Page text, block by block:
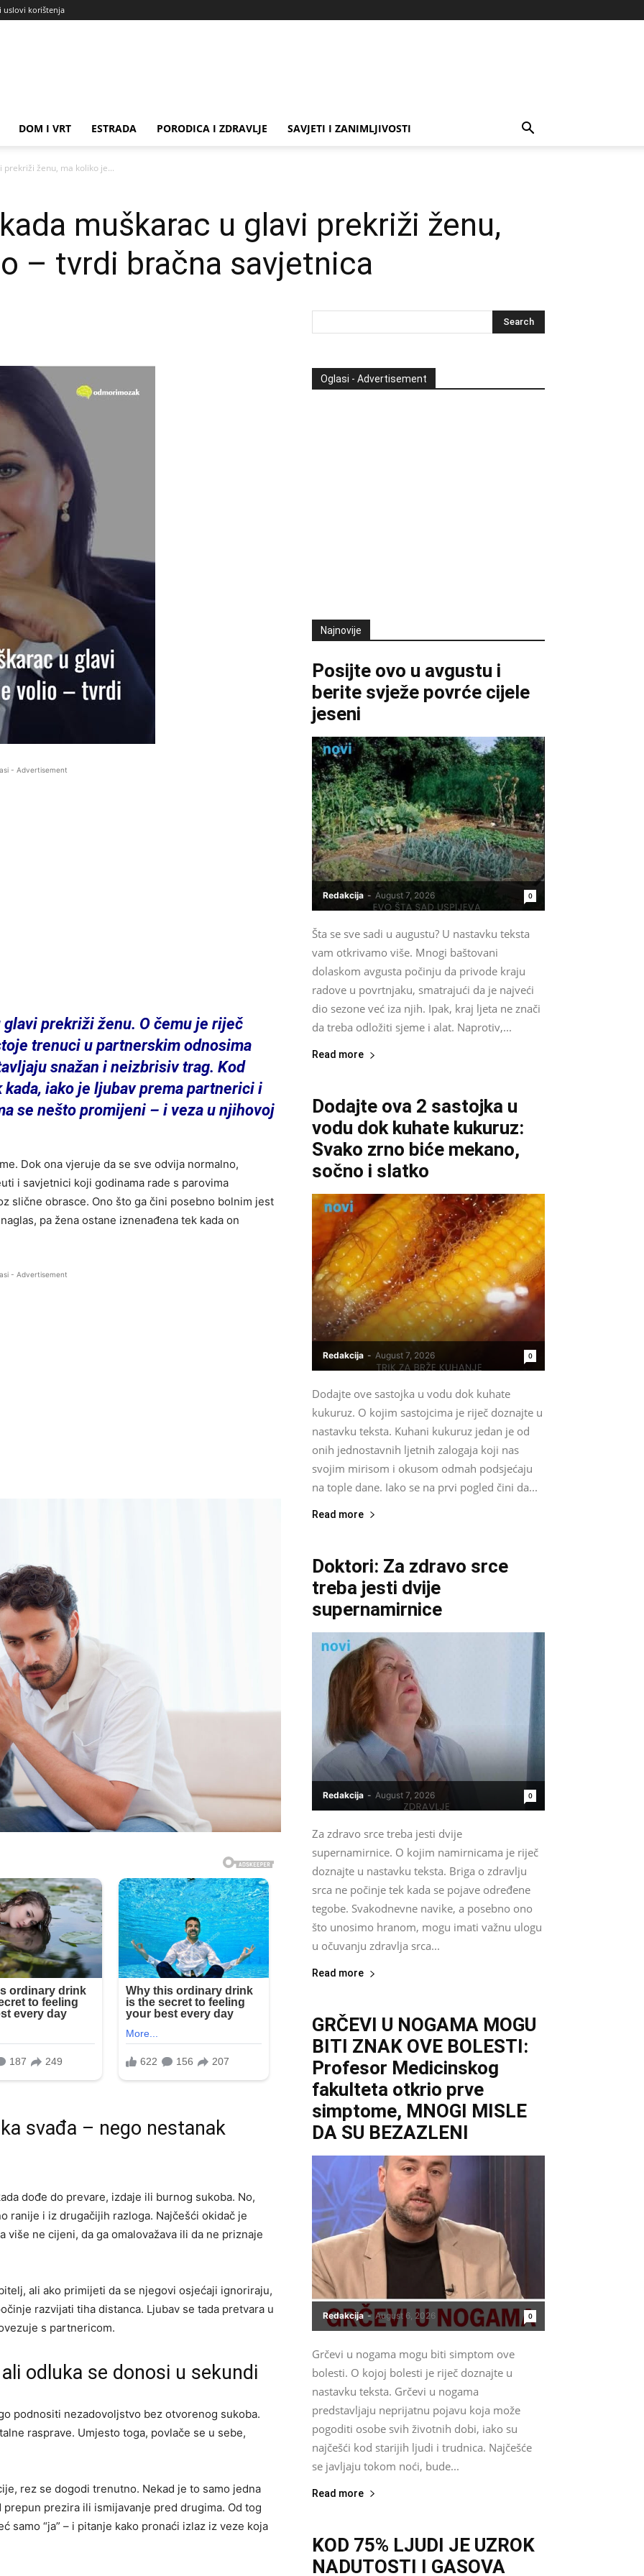
uslovi korištenja
DOM I VRT ESTRADA PORODICA I ZDRAVLJE SAVJETI I ZANIMLJIVOSTI
ženu, ma koliko je...
muškarac u glavi prekriži ženu,
– tvrdi bračna savjetnica
- Advertisement
prekriži ženu. O čemu je riječ
trenuci u partnerskim odnosima
snažan i neizbrisiv trag. Kod
iako je ljubav prema partnerici i
se nešto promijeni – i veza u njihovoj
Dok ona vjeruje da se sve odvija normalno,
i savjetnici koji godinama rade s parovima
slične obrasce. Ono što ga čini posebno bolnim jest
pa žena ostane iznenađena tek kada on
- Advertisement
svađa – nego nestanak
dođe do prevare, izdaje ili burnog sukoba. No,
ranije i iz drugačijih razloga. Najčešći okidač je
više ne cijeni, da ga omalovažava ili da ne priznaje
ali ako primijeti da se njegovi osjećaji ignoriraju,
razvijati tiha distanca. Ljubav se tada pretvara u
s partnericom.
odluka se donosi u sekundi
podnositi nezadovoljstvo bez otvorenog sukoba.
rasprave. Umjesto toga, povlače se u sebe,
rez se dogodi trenutno. Nekad je to samo jedna
prezira ili ismijavanje pred drugima. Od tog
samo “ja” – i pitanje kako pronaći izlaz iz veze koja
Oglasi - Advertisement
Najnovije
Posijte ovo u avgustu i
berite svježe povrće cijele
jeseni
Redakcija - August 7, 2026 0
Šta se sve sadi u augustu? U nastavku teksta
vam otkrivamo više. Mnogi baštovani
dolaskom avgusta počinju da privode kraju
radove u povrtnjaku, smatrajući da je najveći
dio sezone već iza njih. Ipak, kraj ljeta ne znači
da treba odložiti sjeme i alat. Naprotiv,...
Read more
Dodajte ova 2 sastojka u
vodu dok kuhate kukuruz:
Svako zrno biće mekano,
sočno i slatko
Redakcija - August 7, 2026 0
Dodajte ove sastojka u vodu dok kuhate
kukuruz. O kojim sastojcima je riječ doznajte u
nastavku teksta. Kuhani kukuruz jedan je od
onih jednostavnih ljetnih zalogaja koji nas
svojim mirisom i okusom odmah podsjećaju
na tople dane. Iako se na prvi pogled čini da...
Read more
Doktori: Za zdravo srce
treba jesti dvije
supernamirnice
Redakcija - August 7, 2026 0
Za zdravo srce treba jesti dvije
supernamirnice. O kojim namirnicama je riječ
doznajte u nastavku teksta. Briga o zdravlju
srca ne počinje tek kada se pojave određene
tegobe. Svakodnevne navike, a posebno ono
što unosimo hranom, mogu imati važnu ulogu
u očuvanju zdravlja srca...
Read more
GRČEVI U NOGAMA MOGU
BITI ZNAK OVE BOLESTI:
Profesor Medicinskog
fakulteta otkrio prve
simptome, MNOGI MISLE
DA SU BEZAZLENI
Redakcija - August 6, 2026 0
Grčevi u nogama mogu biti simptom ove
bolesti. O kojoj bolesti je riječ doznajte u
nastavku teksta. Grčevi u nogama
predstavljaju neprijatnu pojavu koja može
pogoditi osobe svih životnih dobi, iako su
najčešći kod starijih ljudi i trudnica. Najčešće
se javljaju tokom noći, bude...
Read more
KOD 75% LJUDI JE UZROK
NADUTOSTI I GASOVA